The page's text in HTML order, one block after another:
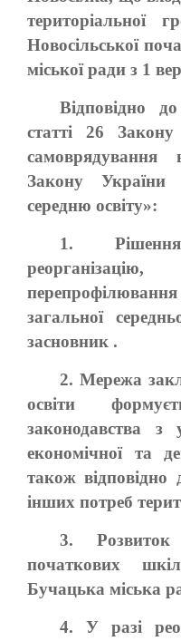
територіальної
Новосільської
міської ради з 1
Відповідно
статті 26
самоврядування
Закону
середню освіту»:
1.
загальної
засновник .
2. Мережа
освіти
законодавства з
економічної та
також відповідно
інших потреб
3. Розвиток
початкових
Бучацька міська
4. У разі